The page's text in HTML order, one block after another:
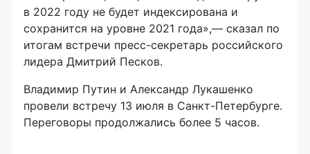
в 2022 году не будет индексирована и
сохранится на уровне 2021 года»,— сказал по
итогам встречи пресс-секретарь российского
лидера Дмитрий Песков.
Владимир Путин и Александр Лукашенко
провели встречу 13 июля в Санкт-Петербурге.
Переговоры продолжались более 5 часов.